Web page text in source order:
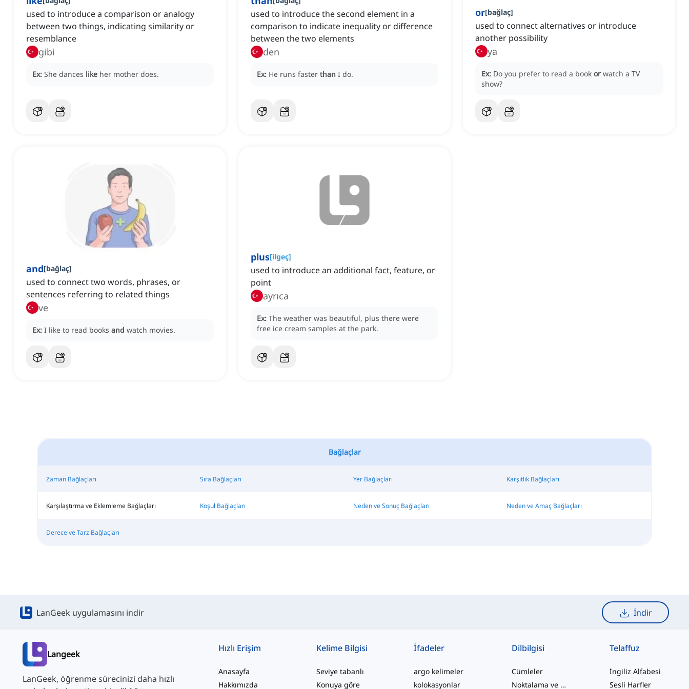
used to introduce a comparison or analogy
between two things, indicating similarity or
resemblance
gibi
Ex: She dances like her mother does.
used to introduce the second element in a
comparison to indicate inequality or difference
between the two elements
den
Ex: He runs faster than I do.
or[bağlaç]
used to connect alternatives or introduce
another possibility
ya
Ex: Do you prefer to read a book or watch a TV
show?
and[bağlaç]
used to connect two words, phrases, or
sentences referring to related things
ve
Ex: I like to read books and watch movies.
plus[ilgeç]
used to introduce an additional fact, feature, or
point
ayrıca
Ex: The weather was beautiful, plus there were
free ice cream samples at the park.
Bağlaçlar
Zaman Bağlaçları Sıra Bağlaçları Yer Bağlaçları Karşıtlık Bağlaçları
Karşılaştırma ve Eklemleme Bağlaçları Koşul Bağlaçları Neden ve Sonuç Bağlaçları Neden ve Amaç Bağlaçları
Derece ve Tarz Bağlaçları
LanGeek uygulamasını indir İndir
Langeek
LanGeek, öğrenme sürecinizi daha hızlı
Hızlı Erişim
Anasayfa
Hakkımızda
Kelime Bilgisi
Seviye tabanlı
Konuya göre
İfadeler
argo kelimeler
kolokasyonlar
Dilbilgisi
Cümleler
Noktalama ve Yazım
Telaffuz
İngiliz Alfabesi
Sesli Harfler